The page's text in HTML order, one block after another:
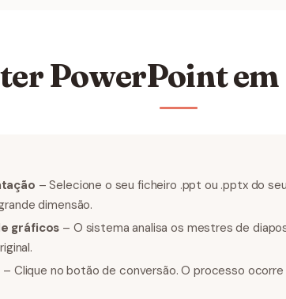
PowerPoint
– Selecione o seu ficheiro .ppt ou .pptx do
dimensão.
gráficos – O sistema analisa os mestres de
– Clique no botão de conversão. O processo